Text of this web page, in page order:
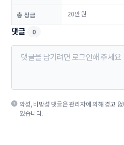
총 상금 20만 원
댓글 0
악성, 비방성 댓글은 관리자에 의해 경고
있습니다.